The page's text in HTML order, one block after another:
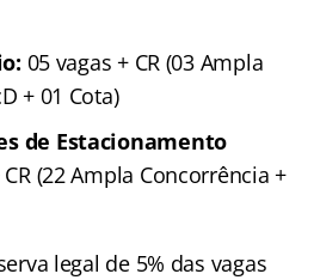
05 vagas + CR (03 Ampla
+ 01 Cota)
de Estacionamento
(22 Ampla Concorrência +
legal de 5% das vagas